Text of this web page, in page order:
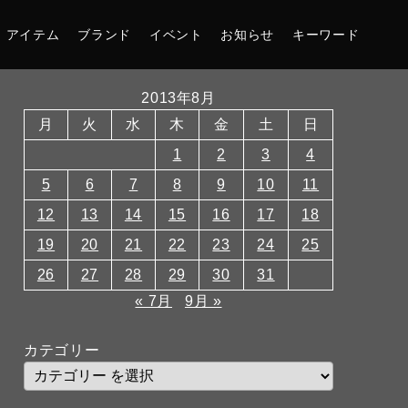
アイテム ブランド イベント お知らせ キーワード
2013年8月
月
火 水 木 金 土
日
1
2 3
4
5
6 7 8 9 10
11
12
13 14 15 16 17
18
19
20 21 22 23 24
25
26
27 28 29 30
31
« 7月
9月 »
カテゴリー